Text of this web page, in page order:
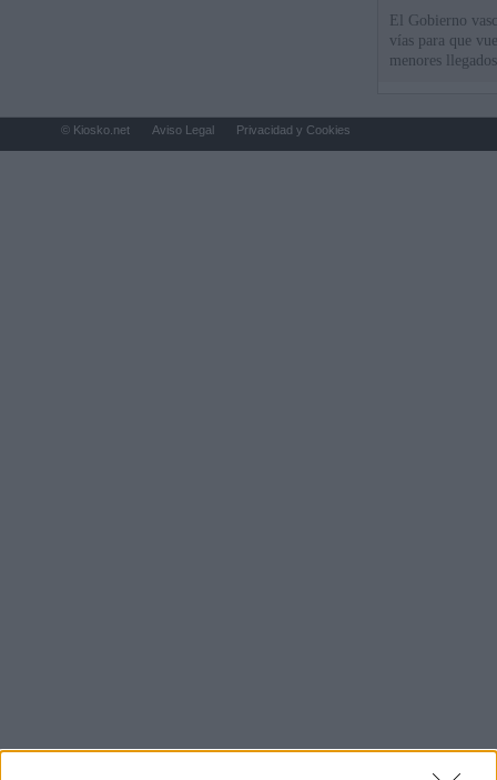
El Gobierno
vías para que
menores
© Kiosko.net Aviso Legal Privacidad y Cookies